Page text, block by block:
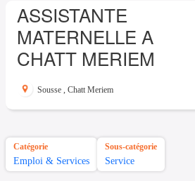
ASSISTANTE
MATERNELLE A
CHATT MERIEM
Sousse , Chatt Meriem
Catégorie
Emploi & Services
Sous-catégorie
Service